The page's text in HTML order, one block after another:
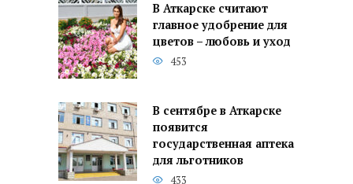
В Аткарске считают
главное удобрение для
цветов – любовь и уход
453
В сентябре в Аткарске
появится
государственная аптека
для льготников
433